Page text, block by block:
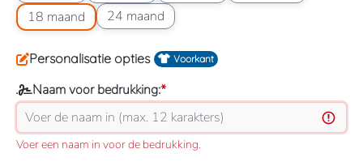
18 maand
Maatoptie: 18 maand24 maand
Maatoptie: 24 maand
Personalisatie opties Voorkant
Naam voor bedrukking:*
Voer een naam in voor de bedrukking.